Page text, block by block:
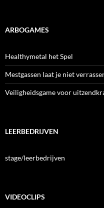
ARBOGAMES
Healthymetal het Spel
Mestgassen laat je niet
Veiligheidsgame voor
LEERBEDRIJVEN
stage/leerbedrijven
VIDEOCLIPS